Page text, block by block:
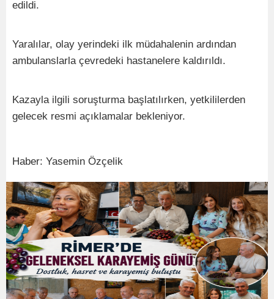
edildi.
Yaralılar, olay yerindeki ilk müdahalenin ardından
ambulanslarla çevredeki hastanelere kaldırıldı.
Kazayla ilgili soruşturma başlatılırken, yetkililerden
gelecek resmi açıklamalar bekleniyor.
Haber: Yasemin Özçelik